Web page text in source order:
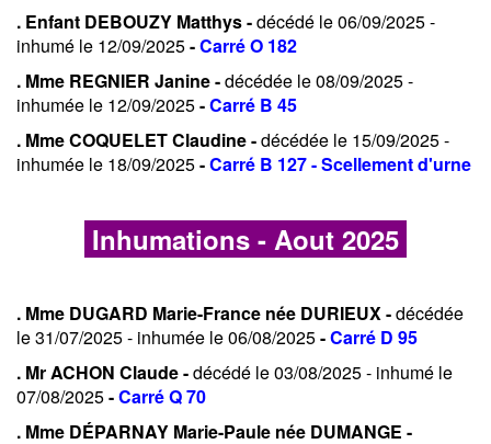
. Enfant DEBOUZY Matthys -décédé le 06/09/2025 -
inhumé le 12/09/2025-Carré O 182
. Mme REGNIER Janine -décédée le 08/09/2025 -
inhumée le 12/09/2025-Carré B 45
. Mme COQUELET Claudine -décédée le 15/09/2025 -
inhumée le 18/09/2025-Carré B 127 - Scellement d'urne
Inhumations - Aout 2025
. Mme DUGARD Marie-France née DURIEUX -décédée
le 31/07/2025 - inhumée le 06/08/2025-Carré D 95
. Mr ACHON Claude -décédé le 03/08/2025 - inhumé le
07/08/2025-Carré Q 70
. Mme DÉPARNAY Marie-Paule née DUMANGE -